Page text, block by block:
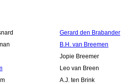
Gerard den Brabander
B.H. van Breemen
Jopie Breemer
Leo van Breen
A.J. ten Brink